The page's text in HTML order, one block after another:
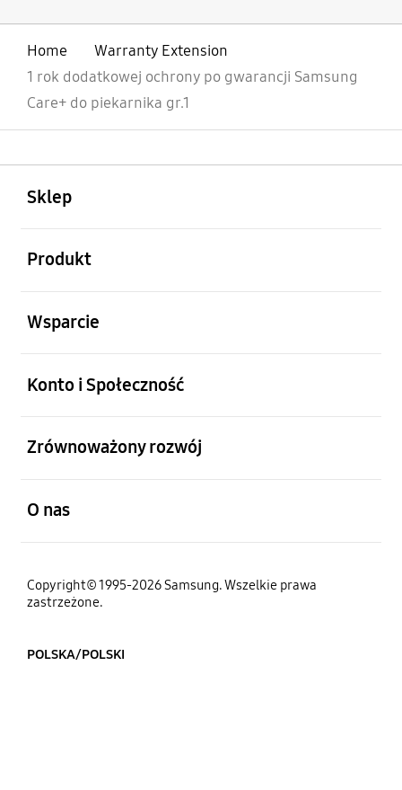
Home
Warranty Extension
1 rok dodatkowej ochrony po gwarancji Samsung
Care+ do piekarnika gr.1
Sklep
Produkt
Wsparcie
Konto i Społeczność
Zrównoważony rozwój
O nas
Copyright© 1995-2026 Samsung. Wszelkie prawa
zastrzeżone.
POLSKA/POLSKI